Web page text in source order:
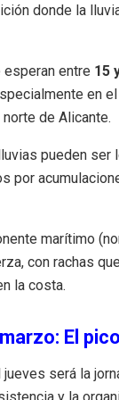
donde la
esperan entre 15
en
de Alicante.
pueden ser
por
marítimo
con rachas
la costa.
El
será la